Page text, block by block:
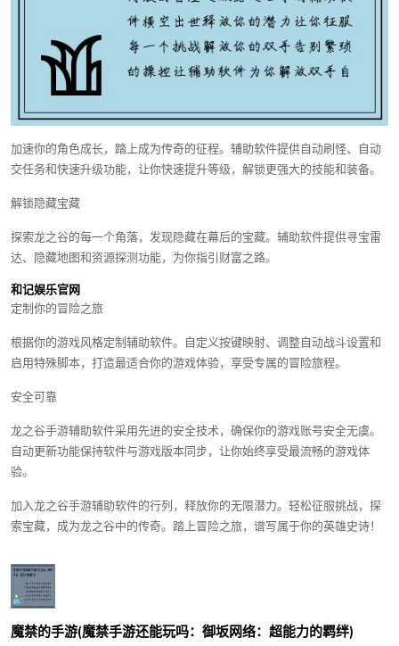
加速你的角色成长，踏上成为传奇的征程。辅助软件提供自动刷怪、自动
交任务和快速升级功能，让你快速提升等级，解锁更强大的技能和装备。
解锁隐藏宝藏
探索龙之谷的每一个角落，发现隐藏在幕后的宝藏。辅助软件提供寻宝雷
达、隐藏地图和资源探测功能，为你指引财富之路。
和记娱乐官网
定制你的冒险之旅
根据你的游戏风格定制辅助软件。自定义按键映射、调整自动战斗设置和
启用特殊脚本，打造最适合你的游戏体验，享受专属的冒险旅程。
安全可靠
龙之谷手游辅助软件采用先进的安全技术，确保你的游戏账号安全无虞。
自动更新功能保持软件与游戏版本同步，让你始终享受最流畅的游戏体
验。
加入龙之谷手游辅助软件的行列，释放你的无限潜力。轻松征服挑战，探
索宝藏，成为龙之谷中的传奇。踏上冒险之旅，谱写属于你的英雄史诗！
魔禁的手游(魔禁手游还能玩吗：御坂网络：超能力的羁绊)